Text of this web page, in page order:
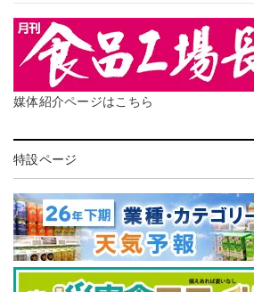
媒体紹介ページはこちら
特設ページ